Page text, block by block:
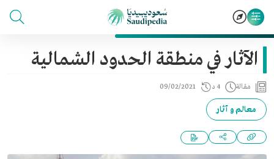
الآثار في منطقة الحدود الشمالية
مقالة 4 د 09/02/2021
معالم و آثار